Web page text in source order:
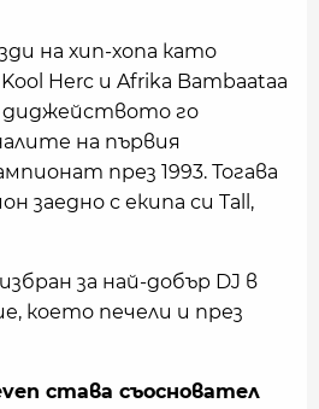
на хип-хопа като
Herc и Afrika Bambaataa
го
на първия
през 1993. Тогава
заедно с екипа си Tall,
за най-добър DJ в
което печели и през
става съосновател